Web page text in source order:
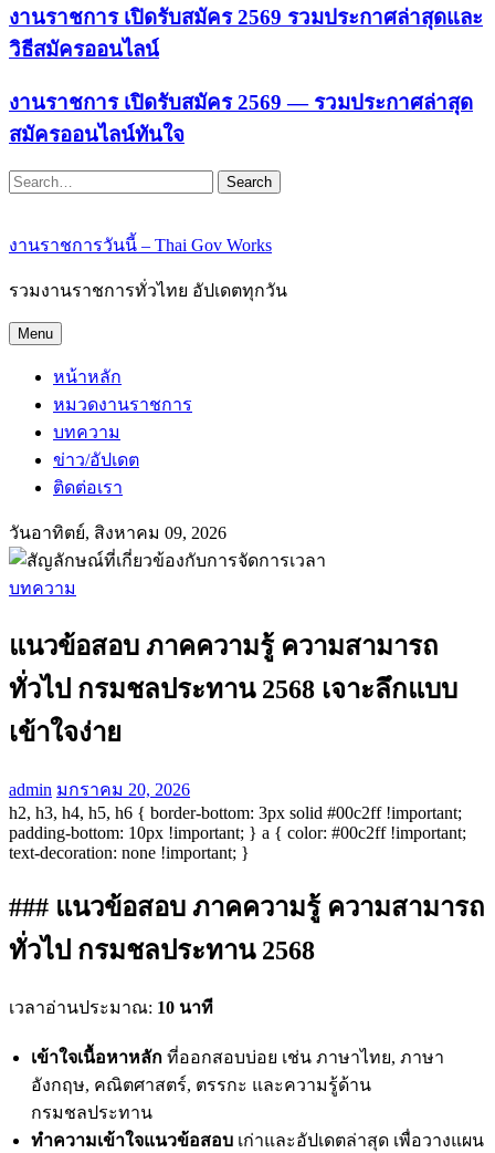
งานราชการ เปิดรับสมัคร 2569 รวมประกาศล่าสุดและ
วิธีสมัครออนไลน์
งานราชการ เปิดรับสมัคร 2569 — รวมประกาศล่าสุด
สมัครออนไลน์ทันใจ
Search
งานราชการวันนี้ – Thai Gov Works
รวมงานราชการทั่วไทย อัปเดตทุกวัน
Menu
หน้าหลัก
หมวดงานราชการ
บทความ
ข่าว/อัปเดต
ติดต่อเรา
วันอาทิตย์, สิงหาคม 09, 2026
บทความ
แนวข้อสอบ ภาคความรู้ ความสามารถ
ทั่วไป กรมชลประทาน 2568 เจาะลึกแบบ
เข้าใจง่าย
admin มกราคม 20, 2026
h2, h3, h4, h5, h6 { border-bottom: 3px solid #00c2ff !important;
padding-bottom: 10px !important; } a { color: #00c2ff !important;
text-decoration: none !important; }
### แนวข้อสอบ ภาคความรู้ ความสามารถ
ทั่วไป กรมชลประทาน 2568
เวลาอ่านประมาณ: 10 นาที
เข้าใจเนื้อหาหลัก ที่ออกสอบบ่อย เช่น ภาษาไทย, ภาษา
อังกฤษ, คณิตศาสตร์, ตรรกะ และความรู้ด้าน
กรมชลประทาน
ทำความเข้าใจแนวข้อสอบ เก่าและอัปเดตล่าสุด เพื่อวางแผน